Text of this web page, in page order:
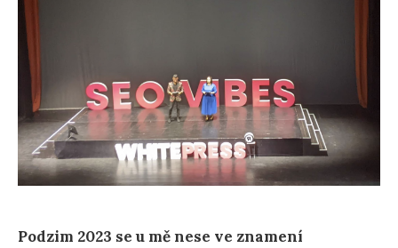
Podzim 2023 se u mě nese ve znamení